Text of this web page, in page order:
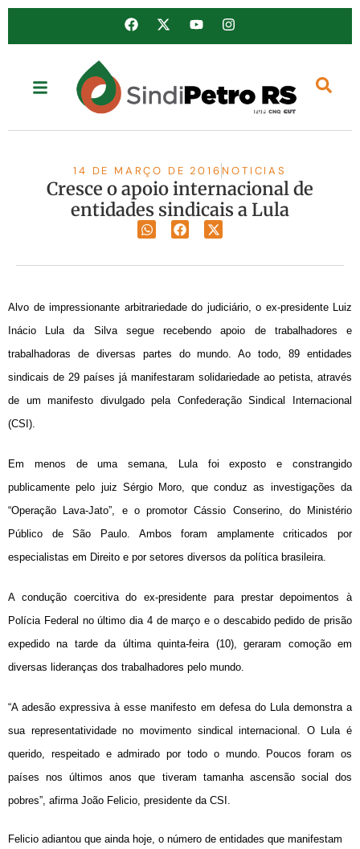
14 DE MARÇO DE 2016 NOTICIAS
Cresce o apoio internacional de
entidades sindicais a Lula
Alvo de impressionante arbitrariedade do judiciário, o ex-presidente Luiz
Inácio Lula da Silva segue recebendo apoio de trabalhadores e
trabalhadoras de diversas partes do mundo. Ao todo, 89 entidades
sindicais de 29 países já manifestaram solidariedade ao petista, através
de um manifesto divulgado pela Confederação Sindical Internacional
(CSI).
Em menos de uma semana, Lula foi exposto e constrangido
publicamente pelo juiz Sérgio Moro, que conduz as investigações da
“Operação Lava-Jato”, e o promotor Cássio Conserino, do Ministério
Público de São Paulo. Ambos foram amplamente criticados por
especialistas em Direito e por setores diversos da política brasileira.
A condução coercitiva do ex-presidente para prestar depoimentos à
Polícia Federal no último dia 4 de março e o descabido pedido de prisão
expedido na tarde da última quinta-feira (10), geraram comoção em
diversas lideranças dos trabalhadores pelo mundo.
“A adesão expressiva à esse manifesto em defesa do Lula demonstra a
sua representatividade no movimento sindical internacional. O Lula é
querido, respeitado e admirado por todo o mundo. Poucos foram os
países nos últimos anos que tiveram tamanha ascensão social dos
pobres”, afirma João Felicio, presidente da CSI.
Felicio adiantou que ainda hoje, o número de entidades que manifestam